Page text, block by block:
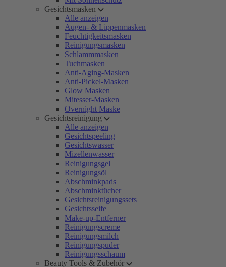
Gesichtsmasken
Alle anzeigen
Augen- & Lippenmasken
Feuchtigkeitsmasken
Reinigungsmasken
Schlammmasken
Tuchmasken
Anti-Aging-Masken
Anti-Pickel-Masken
Glow Masken
Mitesser-Masken
Overnight Maske
Gesichtsreinigung
Alle anzeigen
Gesichtspeeling
Gesichtswasser
Mizellenwasser
Reinigungsgel
Reinigungsöl
Abschminkpads
Abschminktücher
Gesichtsreinigungssets
Gesichtsseife
Make-up-Entferner
Reinigungscreme
Reinigungsmilch
Reinigungspuder
Reinigungsschaum
Beauty Tools & Zubehör